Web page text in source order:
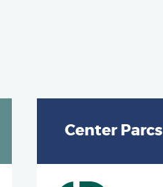
Center Parcs